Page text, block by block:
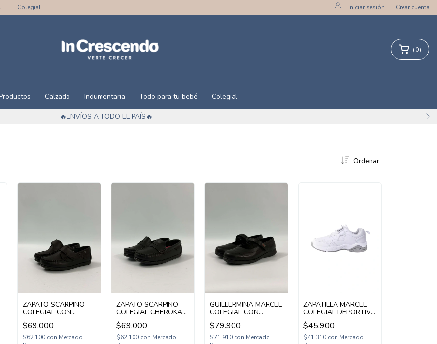
Colegial Iniciar sesión | Crear cuenta
🔥ENVÍOS A TODO EL PAÍS🔥
(0)
Calzado Indumentaria Todo para tu bebé Colegial
Ordenar
ZAPATO SCARPINO
COLEGIAL CON
ABROJO DE CUERO
27-43 NEGRO
(S44A30/1N)
$69.000
$62.100 con Mercado
ZAPATO SCARPINO
COLEGIAL CHEROKA
DE CUERO 27-43
NEGRO (S44051/1N)
$69.000
$62.100 con Mercado
GUILLERMINA MARCEL
COLEGIAL CON
ABROJO DE CUERO
27-40 NEGRO
(M300/1N)
$79.900
$71.910 con Mercado
ZAPATILLA MARCEL
COLEGIAL DEPORTIVA
ABROJO Y CORDON
31-36 BLANCO GRIS
(MSTAT/1BGR)
$45.900
$41.310 con Mercado